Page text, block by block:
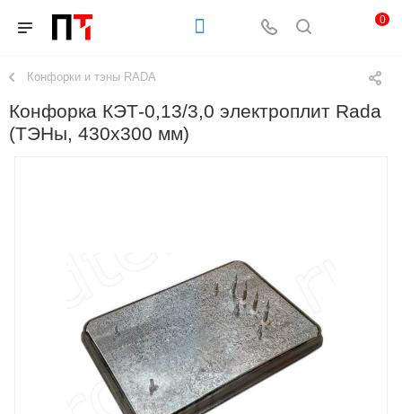
0
Конфорки и тэны RADA
Конфорка КЭТ-0,13/3,0 электроплит Rada
(ТЭНы, 430х300 мм)